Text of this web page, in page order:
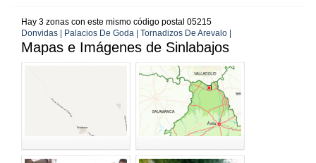
Hay 3 zonas con este mismo código postal 05215
Donvidas | Palacios De Goda | Tornadizos De Arevalo |
Mapas e Imágenes de Sinlabajos